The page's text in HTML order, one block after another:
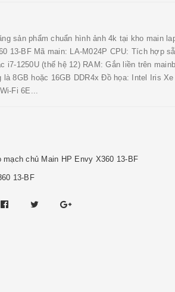
sản phẩm chuẩn hình ảnh 4k tại kho main
13-BF Mã main: LA-M024P CPU: Tích hợp
i7-1250U (thế hệ 12) RAM: Gắn liền trên
là 8GB hoặc 16GB DDR4x Đồ họa: Intel Iris Xe
Fi 6E...
mạch chủ Main HP Envy X360 13-BF
13-BF